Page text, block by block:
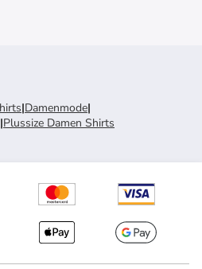
|Damenmode|
|Plussize Damen Shirts